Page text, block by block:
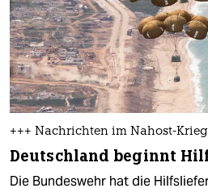
+++ Nachrichten im Nahost-Krieg
Deutschland beginnt
Die Bundeswehr hat die